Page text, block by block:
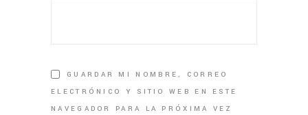
GUARDAR MI NOMBRE, CORREO
ELECTRÓNICO Y SITIO WEB EN ESTE
NAVEGADOR PARA LA PRÓXIMA VEZ